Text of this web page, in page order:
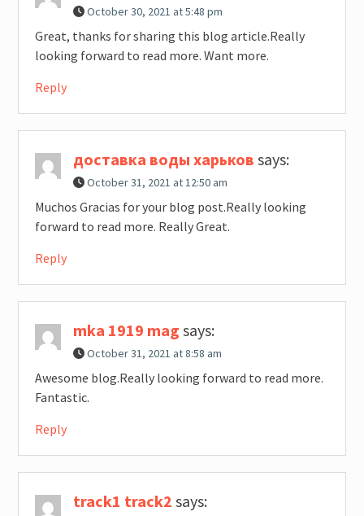
October 30, 2021 at 5:48 pm
Great, thanks for sharing this blog article.Really
looking forward to read more. Want more.
Reply
доставка воды харьков says:
October 31, 2021 at 12:50 am
Muchos Gracias for your blog post.Really looking
forward to read more. Really Great.
Reply
mka 1919 mag says:
October 31, 2021 at 8:58 am
Awesome blog.Really looking forward to read more.
Fantastic.
Reply
track1 track2 says: